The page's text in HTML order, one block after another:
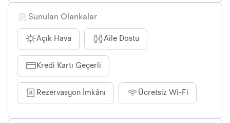
Sunulan Olankalar
Açık Hava Aile Dostu
Kredi Kartı Geçerli
Rezervasyon İmkânı Ücretsiz Wi-Fi